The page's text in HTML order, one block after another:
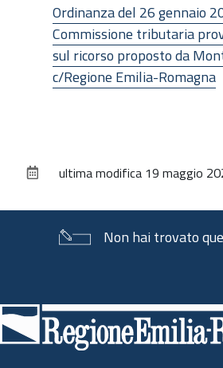
Ordinanza del 26 gennaio
Commissione tributaria
sul ricorso proposto da
c/Regione Emilia-Romagna
documentoultima modifica 19 maggio
Non hai trovato
di
pagina